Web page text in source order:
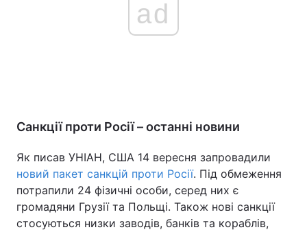
ad
Санкції проти Росії – останні новини
Як писав УНІАН, США 14 вересня запровадили
новий пакет санкцій проти Росії. Під обмеження
потрапили 24 фізичні особи, серед них є
громадяни Грузії та Польщі. Також нові санкції
стосуються низки заводів, банків та кораблів,